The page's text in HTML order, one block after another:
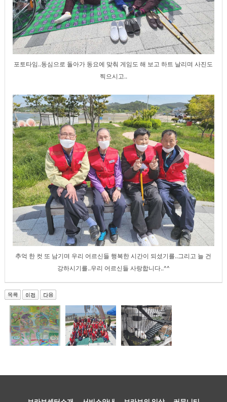
포토타임..동심으로 돌아가 동요에 맞춰 게임도 해 보고 하트 날리며 사진도
찍으시고..
추억 한 컷 또 남기며 우리 어르신들 행복한 시간이 되셨기를..그리고 늘 건
강하시기를..우리 어르신들 사랑합니다..^^